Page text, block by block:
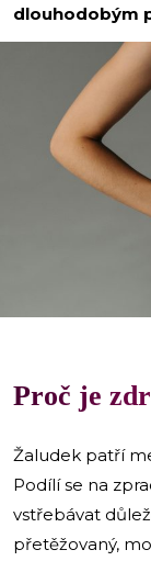
dlouhodobým
​Proč je
Žaludek patří
Podílí se na
vstřebávat
přetěžovaný,